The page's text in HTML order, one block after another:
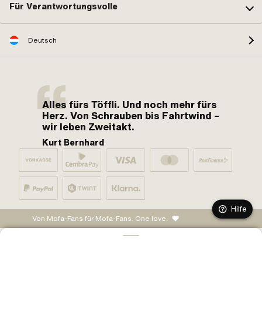
Für Verantwortungsvolle
Deutsch
Alles fürs Töffli. Und noch mehr fürs
Herz. Von Schrauben bis Fahrtwind –
wir leben Zweitakt.
Kurt Bernhard
Von Mofa-Fans für Mofa-Fans. One love.
Hilfe